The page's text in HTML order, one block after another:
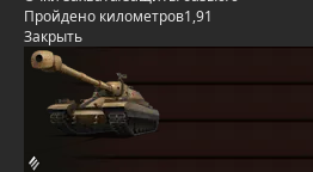
Пройдено километров1,91
Закрыть